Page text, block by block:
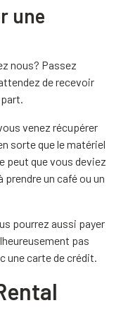
une
nous? Passez
de recevoir
venez récupérer
sorte que le matériel
peut que vous deviez
un café ou un
pourrez aussi payer
pas
une carte de crédit.